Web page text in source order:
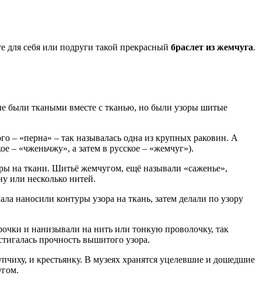
себя или подруги такой прекрасный браслет из жемчуга.
были ткаными вместе с тканью, но были узоры шитые
– «перна» – так называлась одна из крупных раковин. А
– «чженьчжу», а затем в русское – «жемчуг»).
на ткани. Шитьё жемчугом, ещё называли «саженье»,
или несколько нитей.
наносили контуры узора на ткань, затем делали по узору
и нанизывали на нить или тонкую проволочку, так
прочность вышитого узора.
и крестьянку. В музеях хранятся уцелевшие и дошедшие